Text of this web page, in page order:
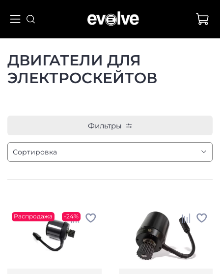
ДВИГАТЕЛИ ДЛЯ
ЭЛЕКТРОСКЕЙТОВ
Фильтры
Распродажа -24%